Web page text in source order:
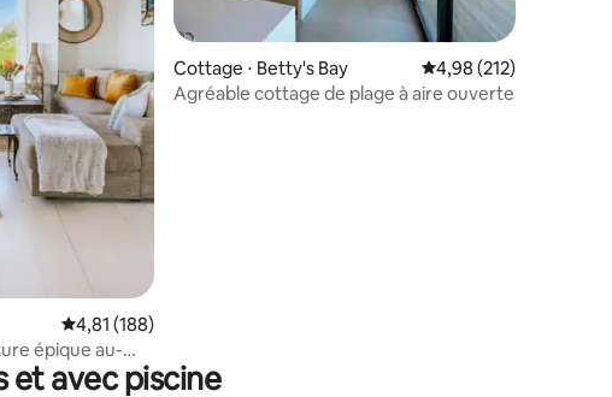
commentaires : 4,88 sur 5
Évaluation moyenne sur la base de 188 commentaires : 4,81 sur 5
4,81 (188)
épique au-
Cottage ⋅ Betty's Bay Évaluation moyenne
4,98 (212)
Agréable cottage de plage à aire ouverte
et avec piscine